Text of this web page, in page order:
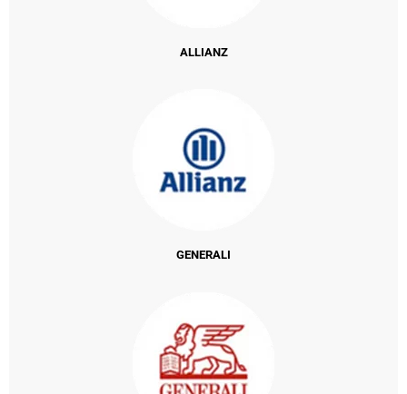
ALLIANZ
GENERALI